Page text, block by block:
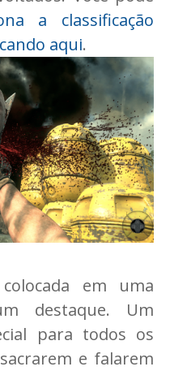
a classificação
aqui.
em uma
destaque. Um
para todos os
e falarem